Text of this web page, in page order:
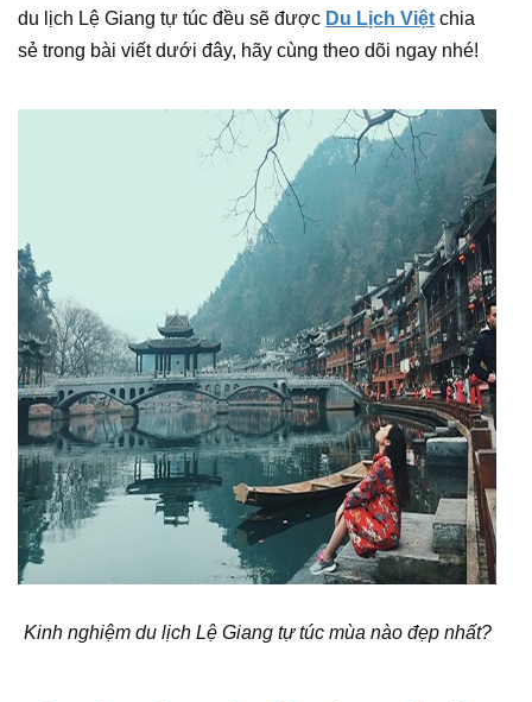
du lịch Lệ Giang tự túc đều sẽ được Du Lịch Việt chia
sẻ trong bài viết dưới đây, hãy cùng theo dõi ngay nhé!
Kinh nghiệm du lịch Lệ Giang tự túc mùa nào đẹp nhất?